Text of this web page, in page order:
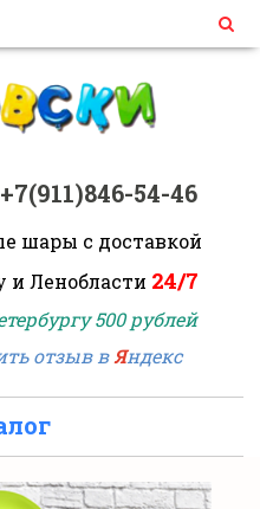
+7(911)846-54-46
шары с доставкой
и Ленобласти 24/7
500 рублей
отзыв вЯндекс